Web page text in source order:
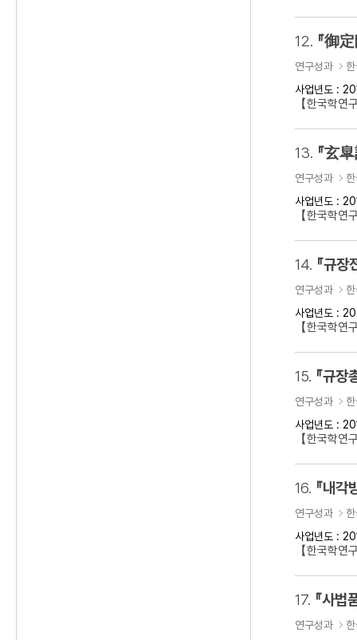
12. 『御
연구성과
사업년도 :
【한국학
13. 『玄
연구성과
사업년도 :
【한국학
14. 『규
연구성과
사업년도 :
【한국학
15. 『규장
연구성과
사업년도 :
【한국학
16. 『내각
연구성과
사업년도 :
【한국학
17. 『사
연구성과